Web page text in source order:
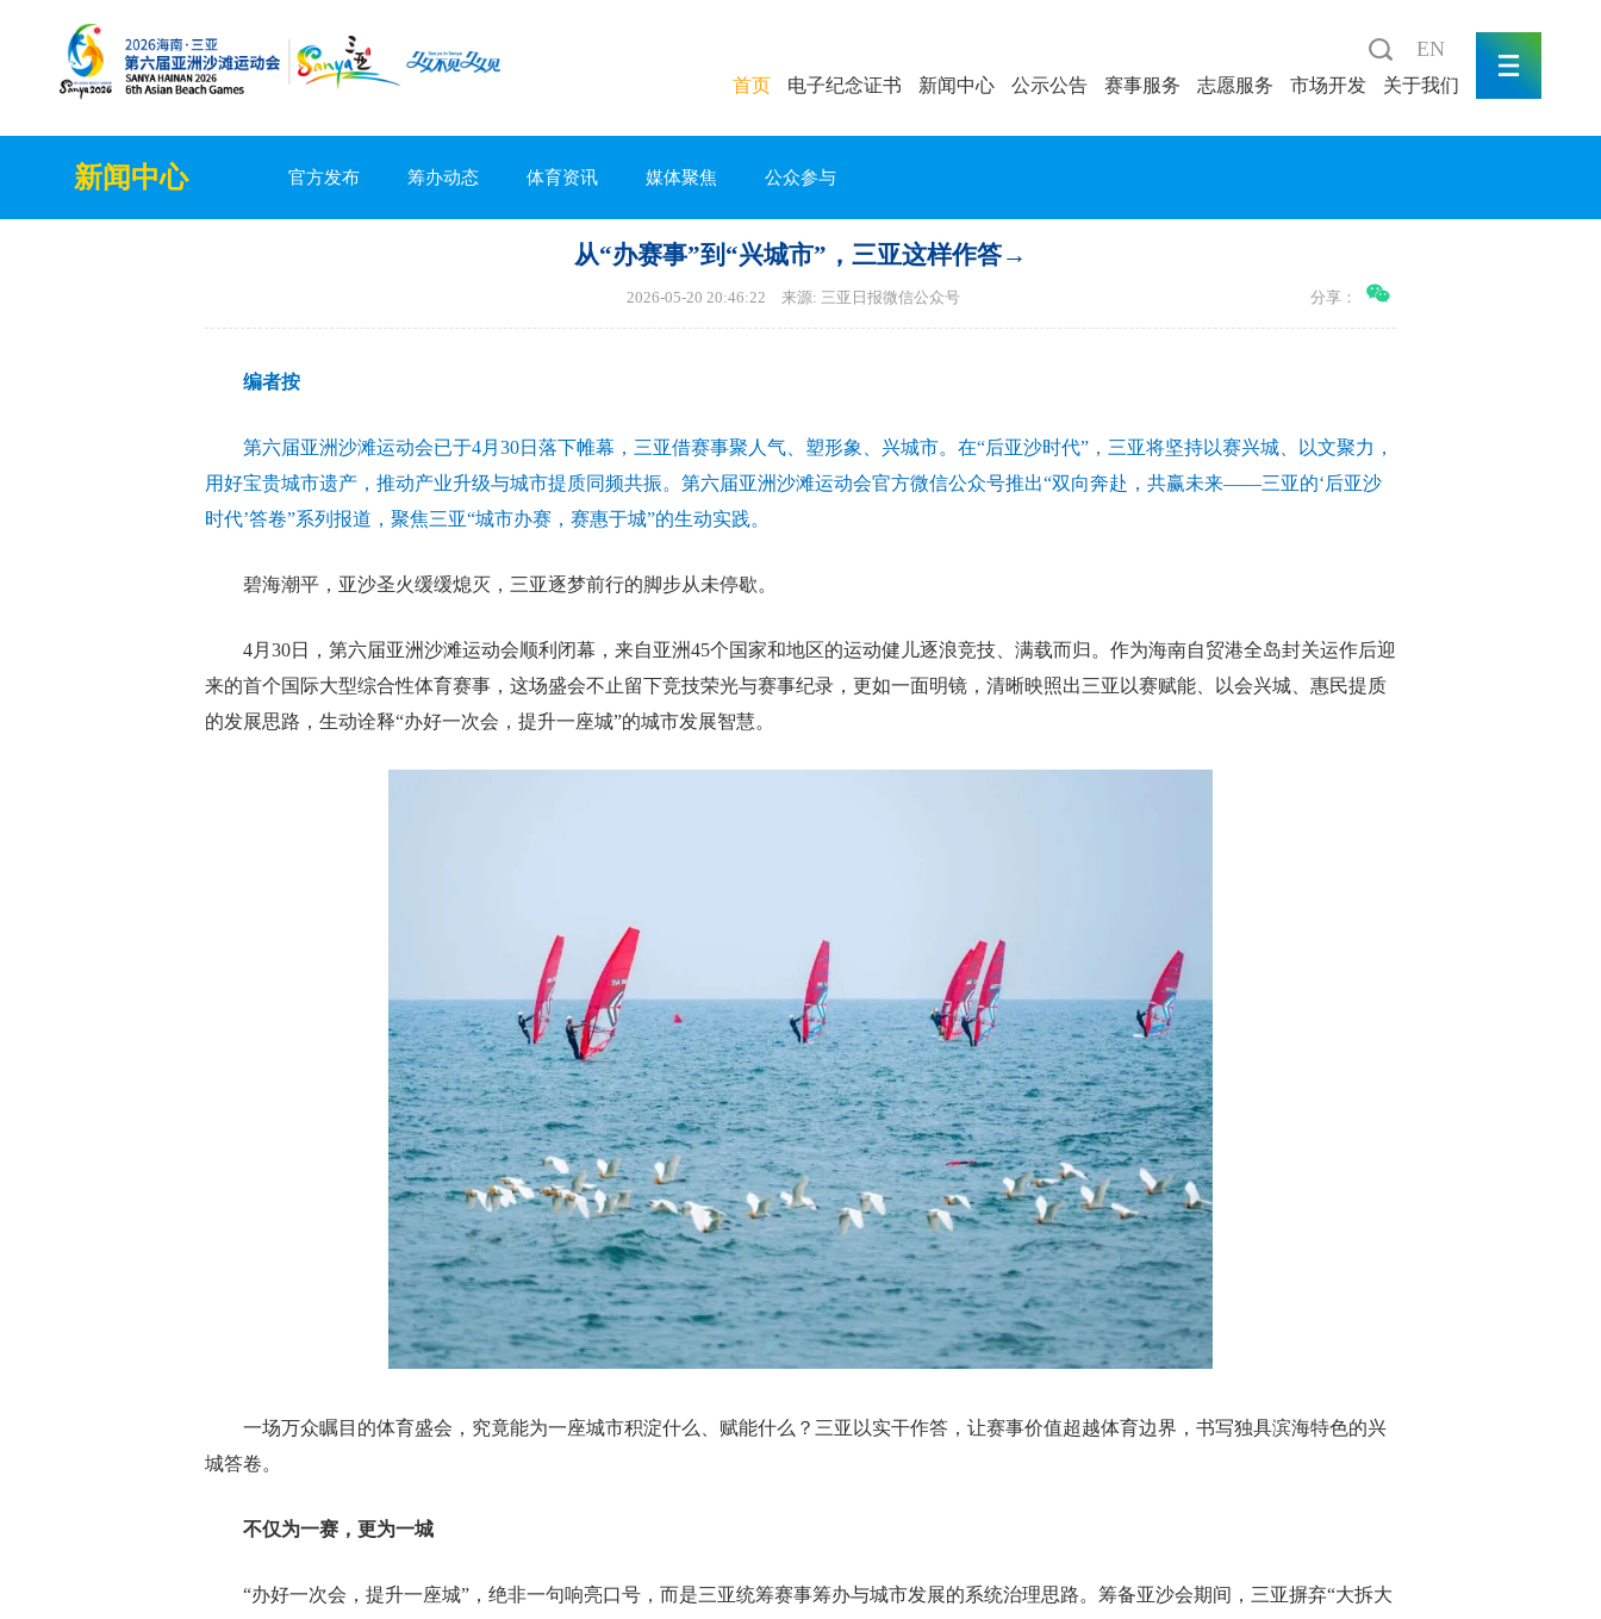
首页 电子纪念证书 新闻中心 公示公告 赛事服务 志愿服务 市场开发 关于我们
EN
新闻中心 官方发布 筹办动态 体育资讯 媒体聚焦 公众参与
从“办赛事”到“兴城市”，三亚这样作答→
2026-05-20 20:46:22 来源: 三亚日报微信公众号 分享：
编者按
第六届亚洲沙滩运动会已于4月30日落下帷幕，三亚借赛事聚人气、塑形象、兴城市。在“后亚沙时代”，三亚将坚持以赛兴城、以文聚力，
用好宝贵城市遗产，推动产业升级与城市提质同频共振。第六届亚洲沙滩运动会官方微信公众号推出“双向奔赴，共赢未来——三亚的‘后亚沙
时代’答卷”系列报道，聚焦三亚“城市办赛，赛惠于城”的生动实践。
碧海潮平，亚沙圣火缓缓熄灭，三亚逐梦前行的脚步从未停歇。
4月30日，第六届亚洲沙滩运动会顺利闭幕，来自亚洲45个国家和地区的运动健儿逐浪竞技、满载而归。作为海南自贸港全岛封关运作后迎
来的首个国际大型综合性体育赛事，这场盛会不止留下竞技荣光与赛事纪录，更如一面明镜，清晰映照出三亚以赛赋能、以会兴城、惠民提质
的发展思路，生动诠释“办好一次会，提升一座城”的城市发展智慧。
一场万众瞩目的体育盛会，究竟能为一座城市积淀什么、赋能什么？三亚以实干作答，让赛事价值超越体育边界，书写独具滨海特色的兴
城答卷。
不仅为一赛，更为一城
“办好一次会，提升一座城”，绝非一句响亮口号，而是三亚统筹赛事筹办与城市发展的系统治理思路。筹备亚沙会期间，三亚摒弃“大拆大